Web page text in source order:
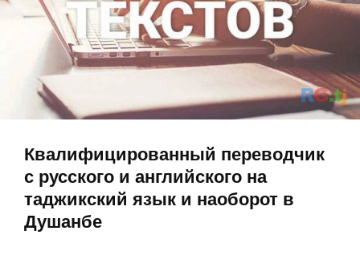
Квалифицированный переводчик
с русского и английского на
таджикский язык и наоборот в
Душанбе